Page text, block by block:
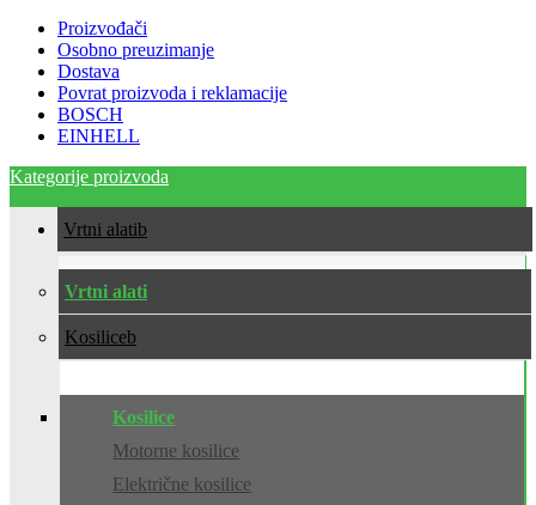
Proizvođači
Osobno preuzimanje
Dostava
Povrat proizvoda i reklamacije
BOSCH
EINHELL
Kategorije proizvoda
Vrtni alati
Vrtni alati
Kosilice
Kosilice
Motorne kosilice
Električne kosilice